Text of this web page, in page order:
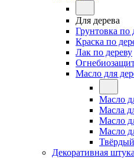
Для дерева
Грунтовка по
Краска по
Лак по дереву
Масло для
Масло
Масла
Масло
Масло
Декоративная